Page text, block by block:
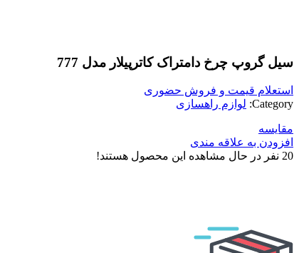
سیل گروپ چرخ دامتراک کاترپیلار مدل 777
استعلام قیمت و فروش حضوری
Category: لوازم راهسازی
مقایسه
افزودن به علاقه مندی
20 نفر در حال مشاهده این محصول هستند!